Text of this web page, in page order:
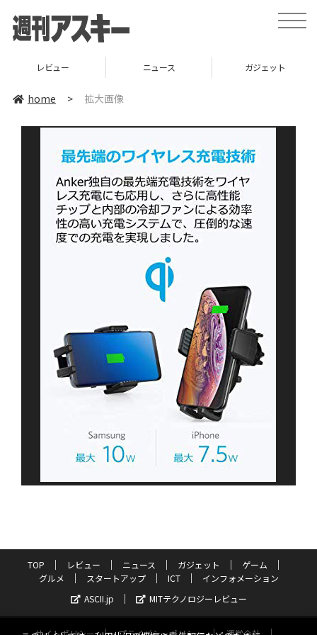
toggle
レビュー ニュース ガジェット
home > 拡大画像
TOP レビュー ニュース ガジェット
ゲーム
グルメ
スタートアップ ICT
インフォメーション
ASCII.jp
MITテクノロジーレビュー